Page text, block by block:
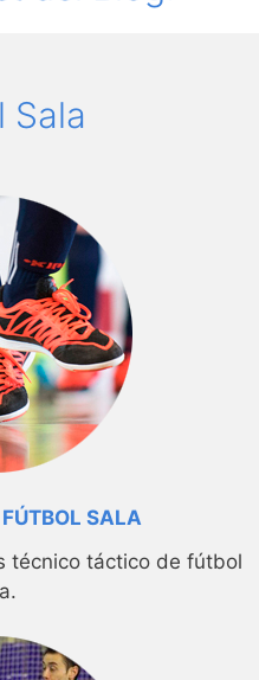
Sala
SALA
técnico táctico de fútbol